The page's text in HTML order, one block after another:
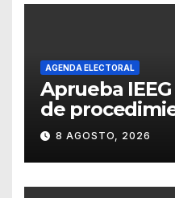
AGENDA ELECTORAL
Aprueba
de
sancionadores
8 AGOSTO, 2026